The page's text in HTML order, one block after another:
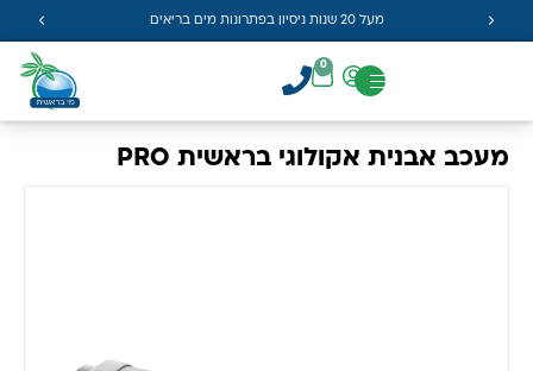
מעל 20 שנות ניסיון בפתרונות מים בריאים
0
מעכב אבנית אקולוגי בראשית PRO